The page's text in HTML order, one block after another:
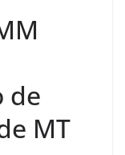
de
MT